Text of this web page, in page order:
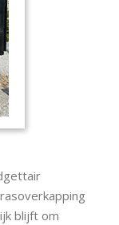
blijft om